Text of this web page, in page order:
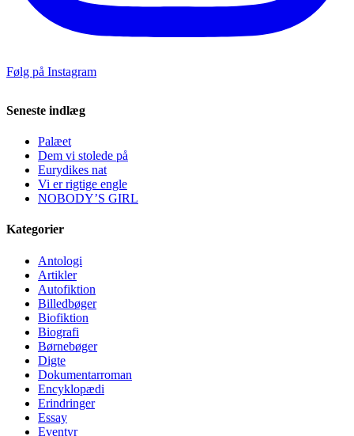
Følg på Instagram
Seneste indlæg
Palæet
Dem vi stolede på
Eurydikes nat
Vi er rigtige engle
NOBODY’S GIRL
Kategorier
Antologi
Artikler
Autofiktion
Billedbøger
Biofiktion
Biografi
Børnebøger
Digte
Dokumentarroman
Encyklopædi
Erindringer
Essay
Eventyr